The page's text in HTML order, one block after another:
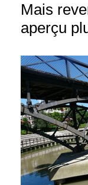
Mais
aperçu